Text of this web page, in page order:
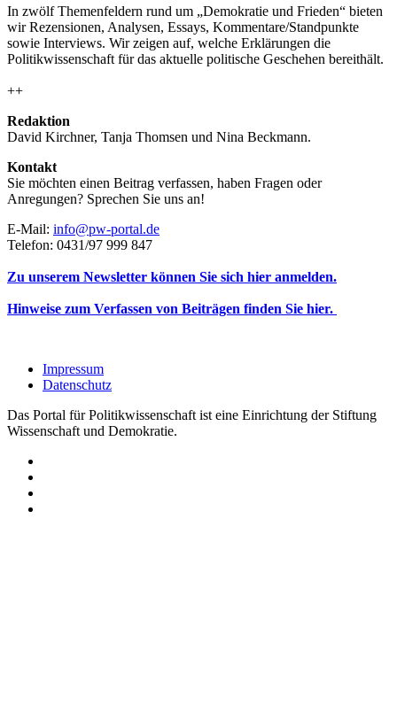
In zwölf Themenfeldern rund um „Demokratie und Frieden“ bieten
wir Rezensionen, Analysen, Essays, Kommentare/Standpunkte
sowie Interviews. Wir zeigen auf, welche Erklärungen die
Politikwissenschaft für das aktuelle politische Geschehen bereithält.
++
Redaktion
David Kirchner, Tanja Thomsen und Nina Beckmann.
Kontakt
Sie möchten einen Beitrag verfassen, haben Fragen oder
Anregungen? Sprechen Sie uns an!
E-Mail: info@pw-portal.de
Telefon: 0431/97 999 847
Zu unserem Newsletter können Sie sich hier anmelden.
Hinweise zum Verfassen von Beiträgen finden Sie hier.
Impressum
Datenschutz
Das Portal für Politikwissenschaft ist eine Einrichtung der Stiftung
Wissenschaft und Demokratie.